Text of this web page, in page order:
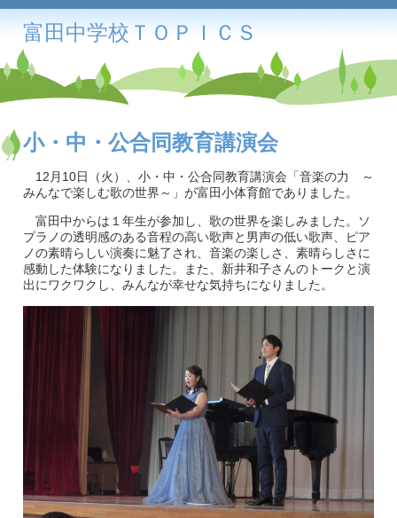
富田中学校ＴＯＰＩＣＳ
小・中・公合同教育講演会
12月10日（火）、小・中・公合同教育講演会「音楽の力 ～
みんなで楽しむ歌の世界～」が富田小体育館でありました。
富田中からは１年生が参加し、歌の世界を楽しみました。ソ
プラノの透明感のある音程の高い歌声と男声の低い歌声、ピア
ノの素晴らしい演奏に魅了され、音楽の楽しさ、素晴らしさに
感動した体験になりました。また、新井和子さんのトークと演
出にワクワクし、みんなが幸せな気持ちになりました。